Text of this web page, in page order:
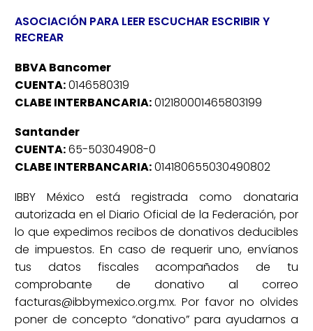
ASOCIACIÓN PARA LEER ESCUCHAR ESCRIBIR Y
RECREAR
BBVA Bancomer
CUENTA:0146580319
CLABE INTERBANCARIA:012180001465803199
Santander
CUENTA:65-50304908-0
CLABE INTERBANCARIA:014180655030490802
IBBY México está registrada como donataria
autorizada en el Diario Oficial de la Federación, por
lo que expedimos recibos de donativos deducibles
de impuestos. En caso de requerir uno, envíanos
tus datos fiscales acompañados de tu
comprobante de donativo al correo
facturas@ibbymexico.org.mx. Por favor no olvides
poner de concepto “donativo” para ayudarnos a